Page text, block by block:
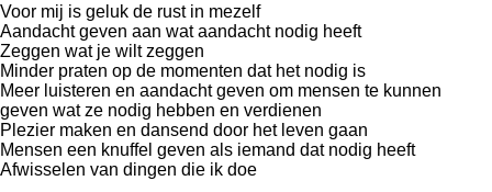
Voor mij is geluk de rust in mezelf
Aandacht geven aan wat aandacht nodig heeft
Zeggen wat je wilt zeggen
Minder praten op de momenten dat het nodig is
Meer luisteren en aandacht geven om mensen te kunnen
geven wat ze nodig hebben en verdienen
Plezier maken en dansend door het leven gaan
Mensen een knuffel geven als iemand dat nodig heeft
Afwisselen van dingen die ik doe